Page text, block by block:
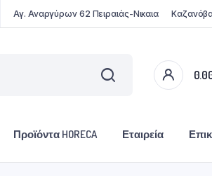
Αγ. Αναργύρων 62 Πειραιάς-Νικαια
Προϊόντα HORECA Εταιρεία